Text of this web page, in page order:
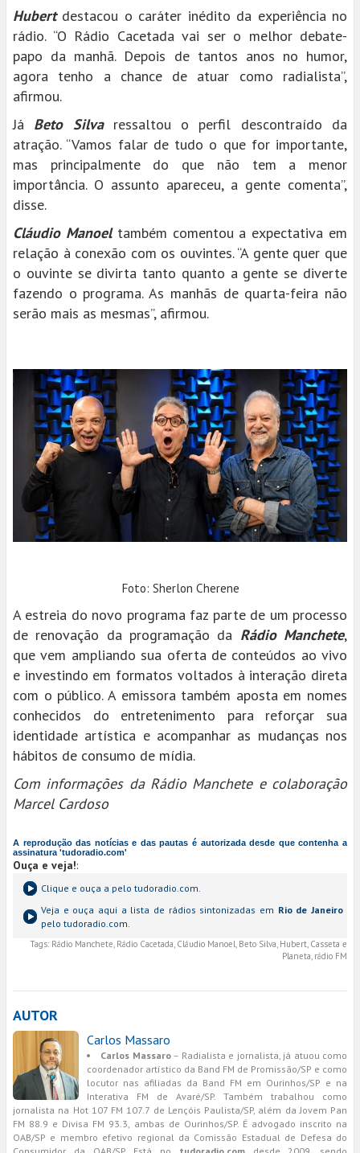
Hubertdestacou o caráter inédito da experiência no
rádio. “O Rádio Cacetada vai ser o melhor debate-
papo da manhã. Depois de tantos anos no humor,
agora tenho a chance de atuar como radialista”,
afirmou.
Já Beto Silvaressaltou o perfil descontraído da
atração. “Vamos falar de tudo o que for importante,
mas principalmente do que não tem a menor
importância. O assunto apareceu, a gente comenta”,
disse.
Cláudio Manoeltambém comentou a expectativa em
relação à conexão com os ouvintes. “A gente quer que
o ouvinte se divirta tanto quanto a gente se diverte
fazendo o programa. As manhãs de quarta-feira não
serão mais as mesmas”, afirmou.
Foto: Sherlon Cherene
A estreia do novo programa faz parte de um processo
de renovação da programação da Rádio Manchete,
que vem ampliando sua oferta de conteúdos ao vivo
e investindo em formatos voltados à interação direta
com o público. A emissora também aposta em nomes
conhecidos do entretenimento para reforçar sua
identidade artística e acompanhar as mudanças nos
hábitos de consumo de mídia.
Com informações da Rádio Manchete e colaboração
Marcel Cardoso
A reprodução das notícias e das pautas é autorizada desde que contenha a
assinatura 'tudoradio.com'
Ouça e veja!:
Clique e ouça a pelo tudoradio.com.
Veja e ouça aqui a lista de rádios sintonizadas em Rio de Janeiro
pelo tudoradio.com.
Tags: Rádio Manchete, Rádio Cacetada, Cláudio Manoel, Beto Silva, Hubert, Casseta e
Planeta, rádio FM
AUTOR
Carlos Massaro
Carlos Massaro– Radialista e jornalista, já atuou como
coordenador artístico da Band FM de Promissão/SP e como
locutor nas afiliadas da Band FM em Ourinhos/SP e na
Interativa FM de Avaré/SP. Também trabalhou como
jornalista na Hot 107 FM 107.7 de Lençóis Paulista/SP, além da Jovem Pan
FM 88.9 e Divisa FM 93.3, ambas de Ourinhos/SP. É advogado inscrito na
OAB/SP e membro efetivo regional da Comissão Estadual de Defesa do